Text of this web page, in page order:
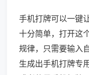
手机打牌可以一键
十分简单，打开这
规律，只需要输入
生成出手机打牌专